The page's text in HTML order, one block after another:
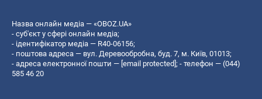
Назва онлайн медіа — «OBOZ.UA»
- суб'єкт у сфері онлайн медіа;
- ідентифікатор медіа — R40-06156;
- поштова адреса — вул. Деревообробна, буд. 7, м. Київ, 01013;
- адреса електронної пошти — [email protected] ; - телефон — (044)
585 46 20